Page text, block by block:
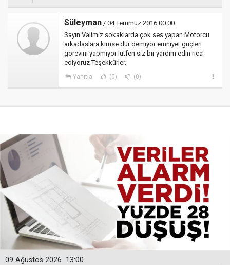
Süleyman / 04 Temmuz 2016 00:00
Sayın Valimiz sokaklarda çok ses yapan Motorcu
arkadaslara kimse dur demiyor emniyet güçleri
görevini yapmıyor lütfen siz bir yardım edin rica
ediyoruz Teşekkürler.
Yanıtla (0) (0)
13:00
09 Ağustos 2026